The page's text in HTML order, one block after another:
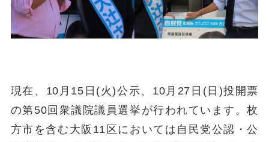
現在、10月15日(火)公示、10月27日(日)投開票
の第50回衆議院議員選挙が行われています。枚
方市を含む大阪11区においては自民党公認・公